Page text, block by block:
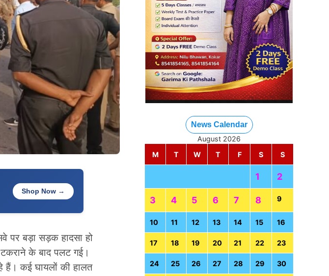
Shop Now →
पर बड़ा सड़क हादसा हो
के बाद पलट गई।
हैं। कई घायलों की हालत
News Calendar
August 2026
M
T W T F S S
1 2
3 4 5 6 7 8 9
10 11 12 13 14 15 16
17 18 19 20 21 22 23
24 25 26 27 28 29 30